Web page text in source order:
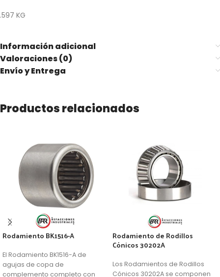
.597 KG
Información adicional
Valoraciones (0)
Envío y Entrega
Productos relacionados
Rodamiento BK1516-A
El Rodamiento BK1516-A de
agujas de copa de
complemento completo con
Rodamiento de Rodillos
Cónicos 30202A
Los Rodamientos de Rodillos
Cónicos 30202A se componen